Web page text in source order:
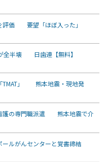
評価 要望「ほぼ入った」
全半壊 日歯連【無料】
TMAT」 熊本地震・現地発
護の専門職派遣 熊本地震で介
ルがんセンターと覚書締結